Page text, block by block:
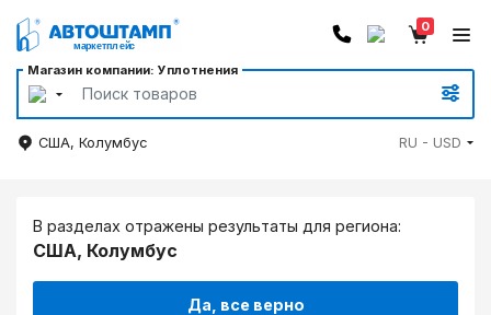
Магазин компании: Уплотнения
0
США, Колумбус RU - USD
В разделах отражены результаты для региона:
США, Колумбус
Да, все верно